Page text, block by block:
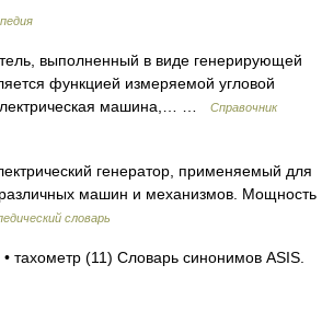
выполненный в виде генерирующей
функцией измеряемой угловой
машина,… …
Справочник
генератор, применяемый для
машин и механизмов. Мощность
словарь
тахометр (11) Словарь синонимов ASIS.